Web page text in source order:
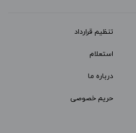
تنظیم قرارداد
استعلام
درباره ما
حریم خصوصی